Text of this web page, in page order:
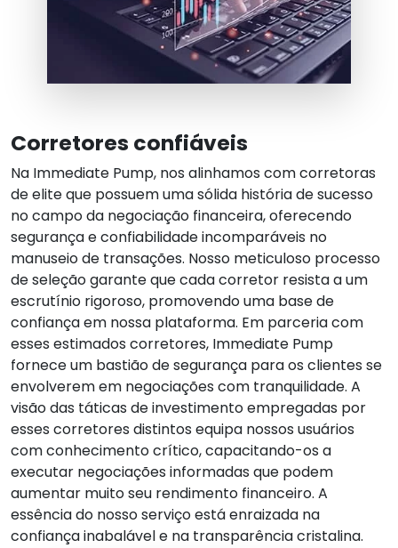
Corretores confiáveis
Na Immediate Pump, nos alinhamos com corretoras
de elite que possuem uma sólida história de sucesso
no campo da negociação financeira, oferecendo
segurança e confiabilidade incomparáveis no
manuseio de transações. Nosso meticuloso processo
de seleção garante que cada corretor resista a um
escrutínio rigoroso, promovendo uma base de
confiança em nossa plataforma. Em parceria com
esses estimados corretores, Immediate Pump
fornece um bastião de segurança para os clientes se
envolverem em negociações com tranquilidade. A
visão das táticas de investimento empregadas por
esses corretores distintos equipa nossos usuários
com conhecimento crítico, capacitando-os a
executar negociações informadas que podem
aumentar muito seu rendimento financeiro. A
essência do nosso serviço está enraizada na
confiança inabalável e na transparência cristalina.